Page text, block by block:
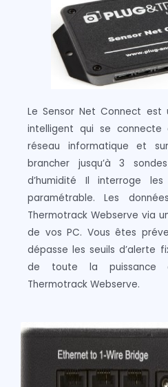
Le Sensor Net Connect est
intelligent qui se connecte
réseau informatique et
brancher jusqu’à 3
d’humidité Il interroge
paramétrable. Les
Thermotrack Webserve via
de vos PC. Vous êtes
dépasse les seuils d’alerte
de toute la puissance
Thermotrack Webserve.